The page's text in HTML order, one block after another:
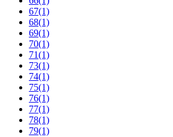
67(1)
68(1)
69(1)
70(1)
71(1)
73(1)
74(1)
75(1)
76(1)
77(1)
78(1)
79(1)